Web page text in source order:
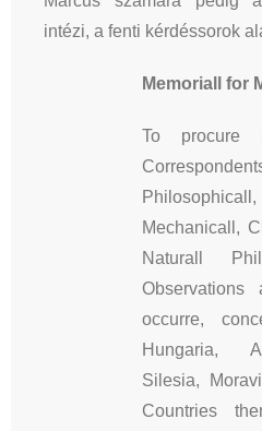
intézi, a fenti kérdéssorok
Memoriall for
To procure
Mechanicall,
Naturall
Observations
occurre,
Hungaria,
Silesia,
Countries